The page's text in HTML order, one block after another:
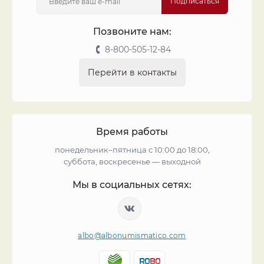
Позвоните нам:
8-800-505-12-84
Перейти в контакты
Время работы
понедельник–пятница с 10:00 до 18:00,
суббота, воскресенье — выходной
Мы в социальных сетях:
albo@albonumismatico.com